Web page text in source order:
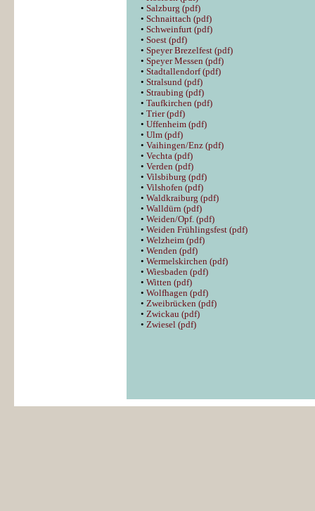
• Salzburg (pdf)
• Schnaittach (pdf)
• Schweinfurt (pdf)
• Soest (pdf)
• Speyer Brezelfest (pdf)
• Speyer Messen (pdf)
• Stadtallendorf (pdf)
• Stralsund (pdf)
• Straubing (pdf)
• Taufkirchen (pdf)
• Trier (pdf)
• Uffenheim (pdf)
• Ulm (pdf)
• Vaihingen/Enz (pdf)
• Vechta (pdf)
• Verden (pdf)
• Vilsbiburg (pdf)
• Vilshofen (pdf)
• Waldkraiburg (pdf)
• Walldürn (pdf)
• Weiden/Opf. (pdf)
• Weiden Frühlingsfest (pdf)
• Welzheim (pdf)
• Wenden (pdf)
• Wermelskirchen (pdf)
• Wiesbaden (pdf)
• Witten (pdf)
• Wolfhagen (pdf)
• Zweibrücken (pdf)
• Zwickau (pdf)
• Zwiesel (pdf)